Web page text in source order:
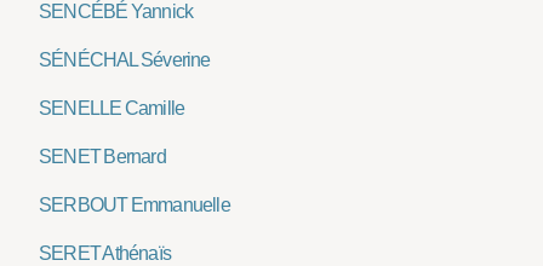
SENCÉBÉ Yannick
SÉNÉCHAL Séverine
SENELLE Camille
SENET Bernard
SERBOUT Emmanuelle
SERET Athénaïs